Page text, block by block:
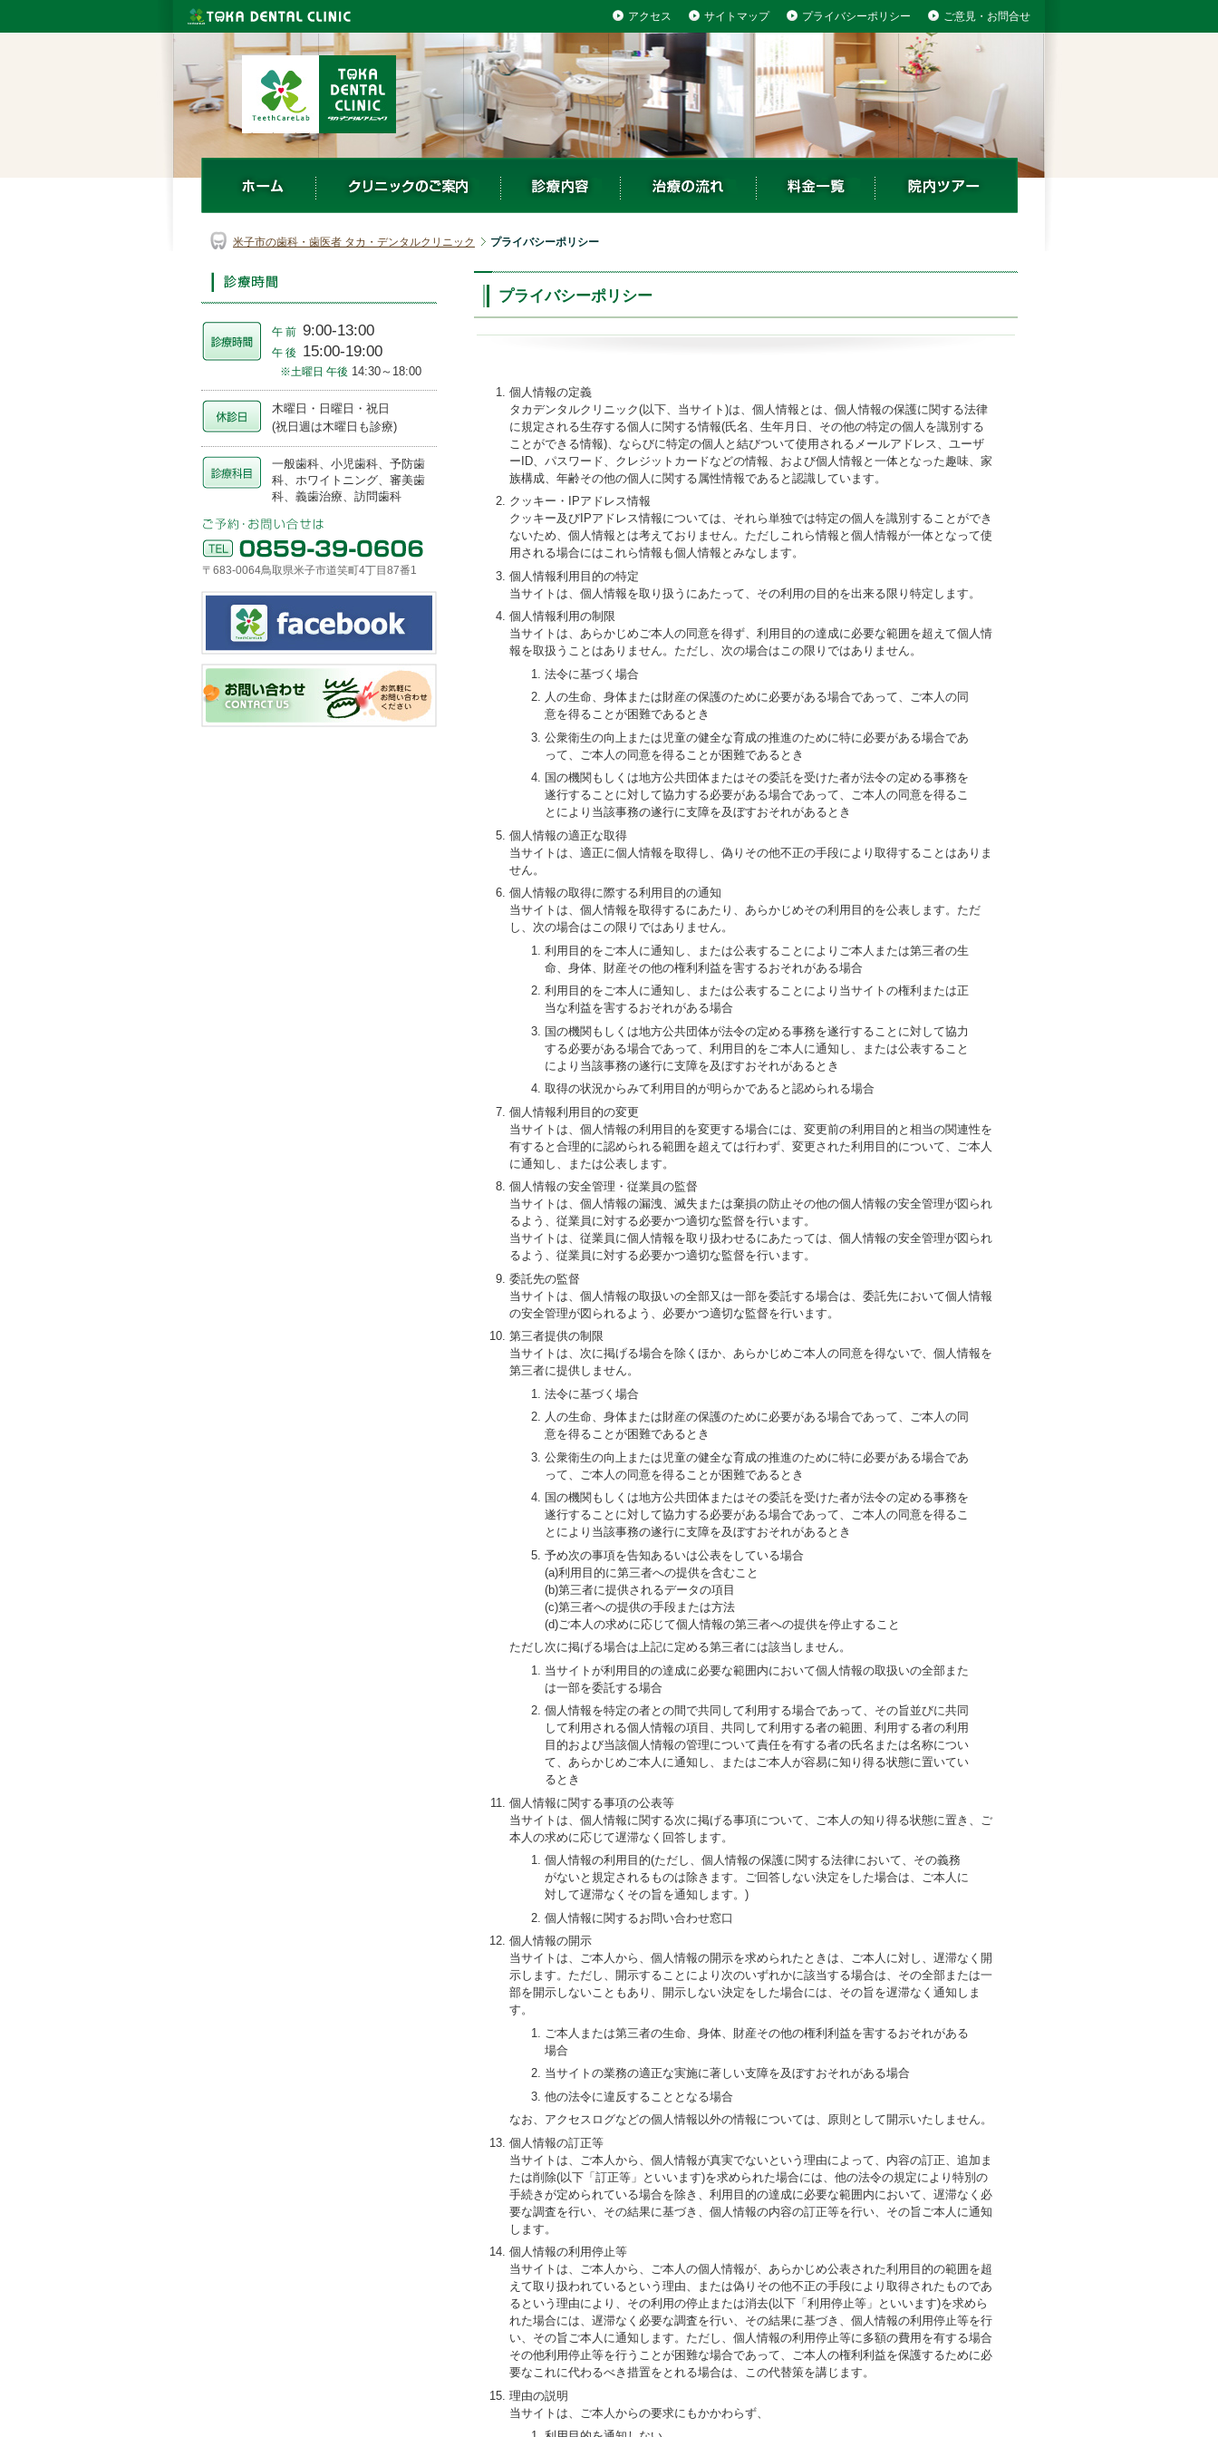
アクセス サイトマップ プライバシーポリシー ご意見・お問合せ
米子市の歯科・歯医者 タカ・
デンタルクリニック
米子市の歯科・歯医者 タカ・デンタルクリニック プライバシーポリシー
午前 9:00-13:00
午後 15:00-19:00
※土曜日 午後 14:30～18:00
木曜日・日曜日・祝日
(祝日週は木曜日も診療)
一般歯科、小児歯科、予防歯
科、ホワイトニング、審美歯
科、義歯治療、訪問歯科
〒683-0064鳥取県米子市道笑町4丁目87番1
Taka デンタルクリニック
プライバシーポリシー
個人情報の定義
タカデンタルクリニック(以下、当サイト)は、個人情報とは、個人情報の保護に関する法律
に規定される生存する個人に関する情報(氏名、生年月日、その他の特定の個人を識別する
ことができる情報)、ならびに特定の個人と結びついて使用されるメールアドレス、ユーザ
ーID、パスワード、クレジットカードなどの情報、および個人情報と一体となった趣味、家
族構成、年齢その他の個人に関する属性情報であると認識しています。
クッキー・IPアドレス情報
クッキー及びIPアドレス情報については、それら単独では特定の個人を識別することができ
ないため、個人情報とは考えておりません。ただしこれら情報と個人情報が一体となって使
用される場合にはこれら情報も個人情報とみなします。
個人情報利用目的の特定
当サイトは、個人情報を取り扱うにあたって、その利用の目的を出来る限り特定します。
個人情報利用の制限
当サイトは、あらかじめご本人の同意を得ず、利用目的の達成に必要な範囲を超えて個人情
報を取扱うことはありません。ただし、次の場合はこの限りではありません。
法令に基づく場合
人の生命、身体または財産の保護のために必要がある場合であって、ご本人の同
意を得ることが困難であるとき
公衆衛生の向上または児童の健全な育成の推進のために特に必要がある場合であ
って、ご本人の同意を得ることが困難であるとき
国の機関もしくは地方公共団体またはその委託を受けた者が法令の定める事務を
遂行することに対して協力する必要がある場合であって、ご本人の同意を得るこ
とにより当該事務の遂行に支障を及ぼすおそれがあるとき
個人情報の適正な取得
当サイトは、適正に個人情報を取得し、偽りその他不正の手段により取得することはありま
せん。
個人情報の取得に際する利用目的の通知
当サイトは、個人情報を取得するにあたり、あらかじめその利用目的を公表します。ただ
し、次の場合はこの限りではありません。
利用目的をご本人に通知し、または公表することによりご本人または第三者の生
命、身体、財産その他の権利利益を害するおそれがある場合
利用目的をご本人に通知し、または公表することにより当サイトの権利または正
当な利益を害するおそれがある場合
国の機関もしくは地方公共団体が法令の定める事務を遂行することに対して協力
する必要がある場合であって、利用目的をご本人に通知し、または公表すること
により当該事務の遂行に支障を及ぼすおそれがあるとき
取得の状況からみて利用目的が明らかであると認められる場合
個人情報利用目的の変更
当サイトは、個人情報の利用目的を変更する場合には、変更前の利用目的と相当の関連性を
有すると合理的に認められる範囲を超えては行わず、変更された利用目的について、ご本人
に通知し、または公表します。
個人情報の安全管理・従業員の監督
当サイトは、個人情報の漏洩、滅失または棄損の防止その他の個人情報の安全管理が図られ
るよう、従業員に対する必要かつ適切な監督を行います。
当サイトは、従業員に個人情報を取り扱わせるにあたっては、個人情報の安全管理が図られ
るよう、従業員に対する必要かつ適切な監督を行います。
委託先の監督
当サイトは、個人情報の取扱いの全部又は一部を委託する場合は、委託先において個人情報
の安全管理が図られるよう、必要かつ適切な監督を行います。
第三者提供の制限
当サイトは、次に掲げる場合を除くほか、あらかじめご本人の同意を得ないで、個人情報を
第三者に提供しません。
法令に基づく場合
人の生命、身体または財産の保護のために必要がある場合であって、ご本人の同
意を得ることが困難であるとき
公衆衛生の向上または児童の健全な育成の推進のために特に必要がある場合であ
って、ご本人の同意を得ることが困難であるとき
国の機関もしくは地方公共団体またはその委託を受けた者が法令の定める事務を
遂行することに対して協力する必要がある場合であって、ご本人の同意を得るこ
とにより当該事務の遂行に支障を及ぼすおそれがあるとき
予め次の事項を告知あるいは公表をしている場合
(a)利用目的に第三者への提供を含むこと
(b)第三者に提供されるデータの項目
(c)第三者への提供の手段または方法
(d)ご本人の求めに応じて個人情報の第三者への提供を停止すること
ただし次に掲げる場合は上記に定める第三者には該当しません。
当サイトが利用目的の達成に必要な範囲内において個人情報の取扱いの全部また
は一部を委託する場合
個人情報を特定の者との間で共同して利用する場合であって、その旨並びに共同
して利用される個人情報の項目、共同して利用する者の範囲、利用する者の利用
目的および当該個人情報の管理について責任を有する者の氏名または名称につい
て、あらかじめご本人に通知し、またはご本人が容易に知り得る状態に置いてい
るとき
個人情報に関する事項の公表等
当サイトは、個人情報に関する次に掲げる事項について、ご本人の知り得る状態に置き、ご
本人の求めに応じて遅滞なく回答します。
個人情報の利用目的(ただし、個人情報の保護に関する法律において、その義務
がないと規定されるものは除きます。ご回答しない決定をした場合は、ご本人に
対して遅滞なくその旨を通知します。)
個人情報に関するお問い合わせ窓口
個人情報の開示
当サイトは、ご本人から、個人情報の開示を求められたときは、ご本人に対し、遅滞なく開
示します。ただし、開示することにより次のいずれかに該当する場合は、その全部または一
部を開示しないこともあり、開示しない決定をした場合には、その旨を遅滞なく通知しま
す。
ご本人または第三者の生命、身体、財産その他の権利利益を害するおそれがある
場合
当サイトの業務の適正な実施に著しい支障を及ぼすおそれがある場合
他の法令に違反することとなる場合
なお、アクセスログなどの個人情報以外の情報については、原則として開示いたしません。
個人情報の訂正等
当サイトは、ご本人から、個人情報が真実でないという理由によって、内容の訂正、追加ま
たは削除(以下「訂正等」といいます)を求められた場合には、他の法令の規定により特別の
手続きが定められている場合を除き、利用目的の達成に必要な範囲内において、遅滞なく必
要な調査を行い、その結果に基づき、個人情報の内容の訂正等を行い、その旨ご本人に通知
します。
個人情報の利用停止等
当サイトは、ご本人から、ご本人の個人情報が、あらかじめ公表された利用目的の範囲を超
えて取り扱われているという理由、または偽りその他不正の手段により取得されたものであ
るという理由により、その利用の停止または消去(以下「利用停止等」といいます)を求めら
れた場合には、遅滞なく必要な調査を行い、その結果に基づき、個人情報の利用停止等を行
い、その旨ご本人に通知します。ただし、個人情報の利用停止等に多額の費用を有する場合
その他利用停止等を行うことが困難な場合であって、ご本人の権利利益を保護するために必
要なこれに代わるべき措置をとれる場合は、この代替策を講じます。
理由の説明
当サイトは、ご本人からの要求にもかかわらず、